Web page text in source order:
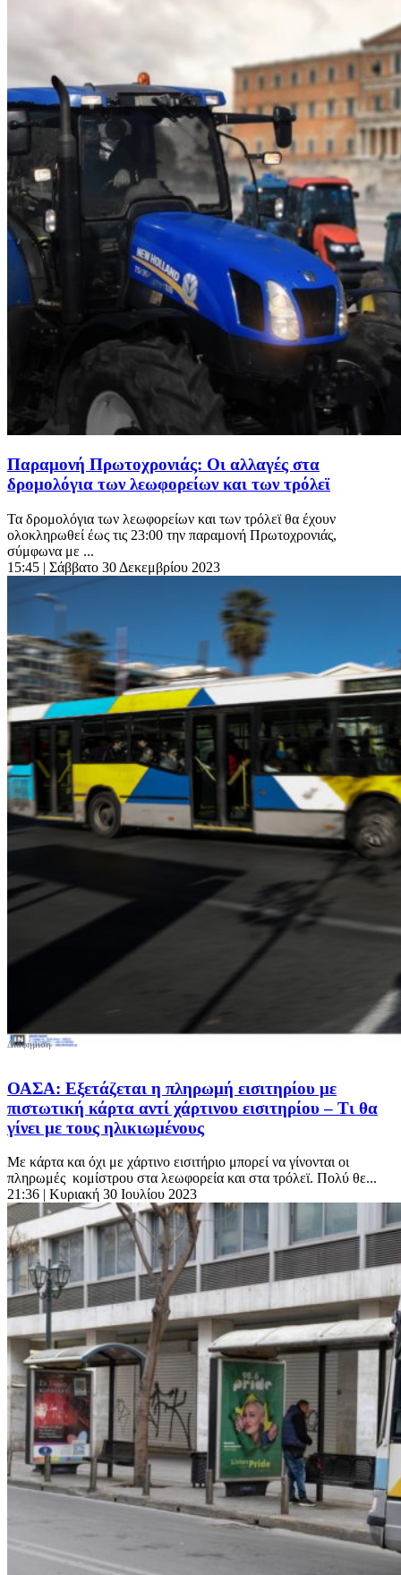
Παραμονή Πρωτοχρονιάς: Οι αλλαγές στα
δρομολόγια των λεωφορείων και των τρόλεϊ
Τα δρομολόγια των λεωφορείων και των τρόλεϊ θα έχουν
ολοκληρωθεί έως τις 23:00 την παραμονή Πρωτοχρονιάς,
σύμφωνα με ...
15:45 | Σάββατο 30 Δεκεμβρίου 2023
ΟΑΣΑ: Εξετάζεται η πληρωμή εισιτηρίου με
πιστωτική κάρτα αντί χάρτινου εισιτηρίου – Τι θα
γίνει με τους ηλικιωμένους
Με κάρτα και όχι με χάρτινο εισιτήριο μπορεί να γίνονται οι
πληρωμές κομίστρου στα λεωφορεία και στα τρόλεϊ. Πολύ θε...
21:36 | Κυριακή 30 Ιουλίου 2023